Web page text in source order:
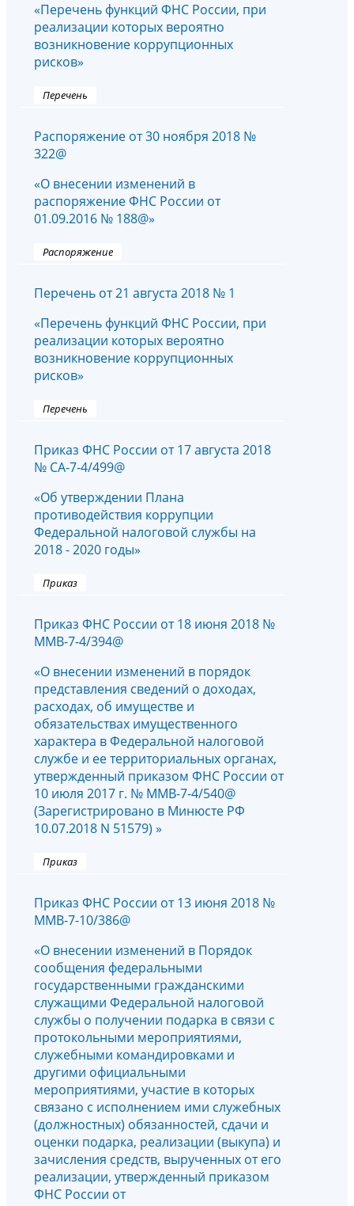
«Перечень функций ФНС России, при
реализации которых вероятно
возникновение коррупционных
рисков»
Перечень
Распоряжение от 30 ноября 2018 №
322@
«О внесении изменений в
распоряжение ФНС России от
01.09.2016 № 188@»
Распоряжение
Перечень от 21 августа 2018 № 1
«Перечень функций ФНС России, при
реализации которых вероятно
возникновение коррупционных
рисков»
Перечень
Приказ ФНС России от 17 августа 2018
№ СА-7-4/499@
«Об утверждении Плана
противодействия коррупции
Федеральной налоговой службы на
2018 - 2020 годы»
Приказ
Приказ ФНС России от 18 июня 2018 №
ММВ-7-4/394@
«О внесении изменений в порядок
представления сведений о доходах,
расходах, об имуществе и
обязательствах имущественного
характера в Федеральной налоговой
службе и ее территориальных органах,
утвержденный приказом ФНС России от
10 июля 2017 г. № ММВ-7-4/540@
(Зарегистрировано в Минюсте РФ
10.07.2018 N 51579) »
Приказ
Приказ ФНС России от 13 июня 2018 №
ММВ-7-10/386@
«О внесении изменений в Порядок
сообщения федеральными
государственными гражданскими
служащими Федеральной налоговой
службы о получении подарка в связи с
протокольными мероприятиями,
служебными командировками и
другими официальными
мероприятиями, участие в которых
связано с исполнением ими служебных
(должностных) обязанностей, сдачи и
оценки подарка, реализации (выкупа) и
зачисления средств, вырученных от его
реализации, утвержденный приказом
ФНС России от